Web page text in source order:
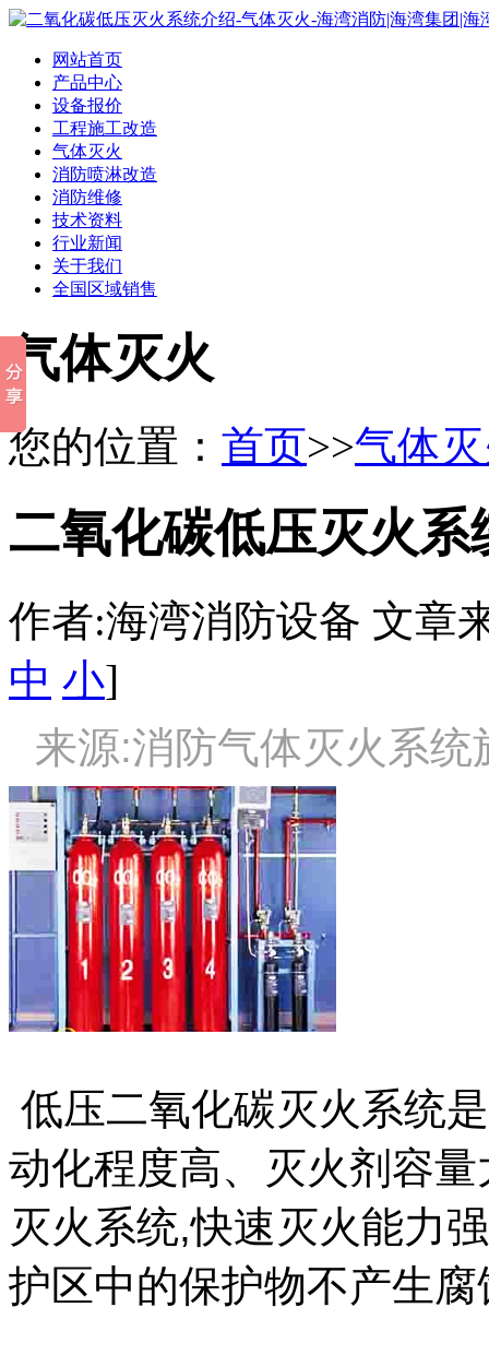
网站首页
产品中心
设备报价
工程施工改造
气体灭火
消防喷淋改造
消防维修
技术资料
行业新闻
关于我们
全国区域销售
气体灭火
您的位置： 首页>>气体
二氧化碳低压灭火系
作者:海湾消防设备 文章
中 小]
来源:消防气体灭火系
低压二氧化碳灭火系统
动化程度高、灭火剂容
灭火系统,快速灭火能力
护区中的保护物不产生